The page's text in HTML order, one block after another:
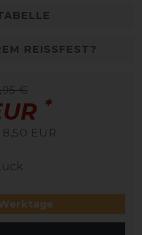
REISSFEST?
€
*
EUR